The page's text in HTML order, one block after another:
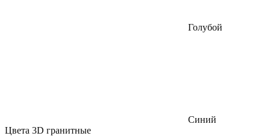
Голубой
Синий
Цвета 3D гранитные